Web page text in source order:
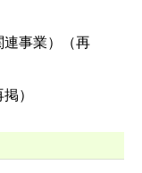
連事業）（再
）